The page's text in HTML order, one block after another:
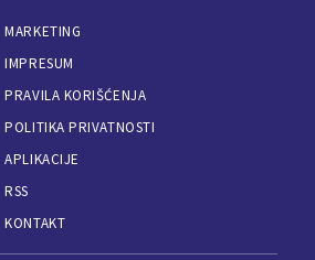
MARKETING
IMPRESUM
PRAVILA KORIŠĆENJA
POLITIKA PRIVATNOSTI
APLIKACIJE
RSS
KONTAKT